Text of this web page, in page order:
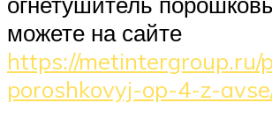
можете на сайте
https://
poroshkovyj-op-4-z-